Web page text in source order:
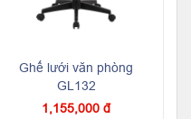
Ghế lưới văn phòng
GL132
1,155,000 đ